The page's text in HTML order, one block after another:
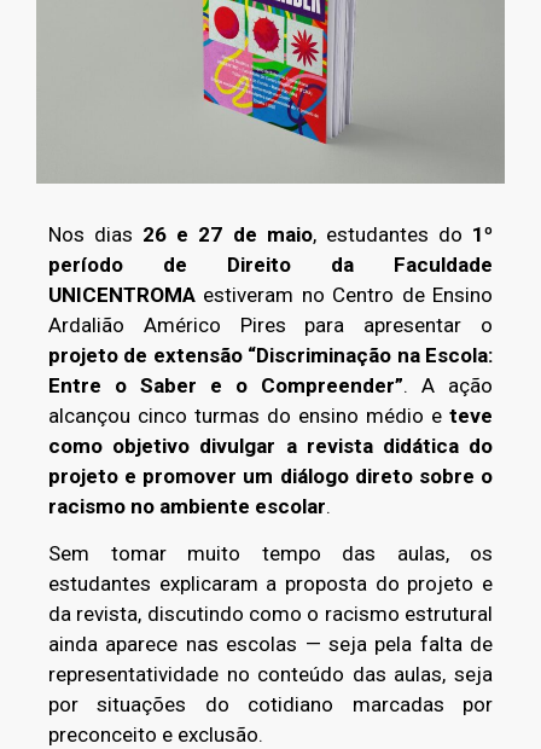
Nos dias 26 e 27 de maio, estudantes do 1º
período de Direito da Faculdade
UNICENTROMA estiveram no Centro de Ensino
Ardalião Américo Pires para apresentar o
projeto de extensão “Discriminação na Escola:
Entre o Saber e o Compreender”. A ação
alcançou cinco turmas do ensino médio e teve
como objetivo divulgar a revista didática do
projeto e promover um diálogo direto sobre o
racismo no ambiente escolar.
Sem tomar muito tempo das aulas, os
estudantes explicaram a proposta do projeto e
da revista, discutindo como o racismo estrutural
ainda aparece nas escolas — seja pela falta de
representatividade no conteúdo das aulas, seja
por situações do cotidiano marcadas por
preconceito e exclusão.